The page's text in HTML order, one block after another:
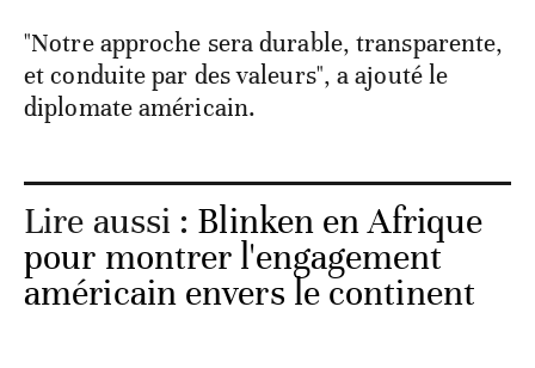
"Notre approche sera durable, transparente,
et conduite par des valeurs", a ajouté le
diplomate américain.
Lire aussi : Blinken en Afrique
pour montrer l'engagement
américain envers le continent